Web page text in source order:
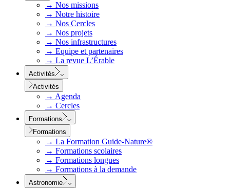
→ Nos missions
→ Notre histoire
→ Nos Cercles
→ Nos projets
→ Nos infrastructures
→ Equipe et partenaires
→ La revue L’Érable
Activités
Activités
→ Agenda
→ Cercles
Formations
Formations
→ La Formation Guide-Nature®
→ Formations scolaires
→ Formations longues
→ Formations à la demande
Astronomie